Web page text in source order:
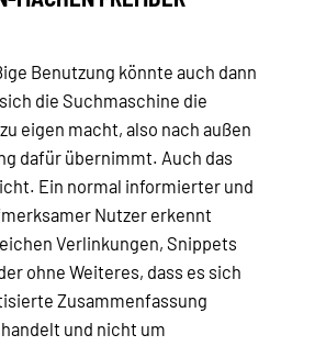
Benutzung könnte auch dann
die Suchmaschine die
eigen macht, also nach außen
dafür übernimmt. Auch das
Ein normal informierter und
Nutzer erkennt
Verlinkungen, Snippets
ohne Weiteres, dass es sich
Zusammenfassung
und nicht um